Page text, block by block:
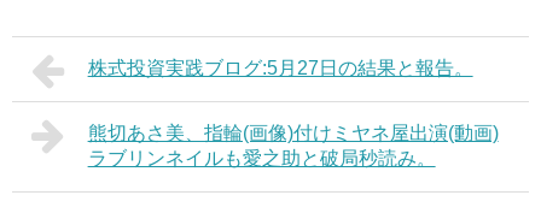
株式投資実践ブログ:5月27日の結果と報告。
熊切あさ美、指輪(画像)付けミヤネ屋出演(動画)
ラブリンネイルも愛之助と破局秒読み。